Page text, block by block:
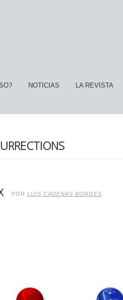
NOTICIAS LA REVISTA
PORLUIS CADENAS BORGES